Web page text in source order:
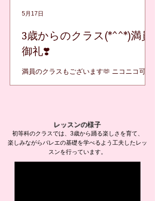
3歳からのクラス(*^^*)満員
御礼❣️
満員のクラスもございます🫶 ニコニコ可愛
5月17日
レッスンの様子
初等科のクラスでは、3歳から踊る楽しさを育て、
楽しみながらバレエの基礎を学べるよう工夫したレッ
スンを行っています。